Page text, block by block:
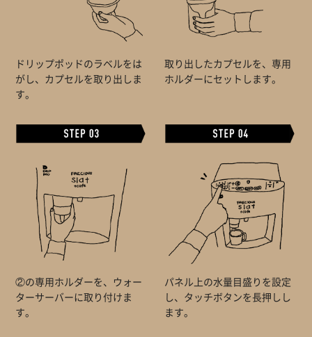
ドリップポッドのラベルをは
がし、カプセルを取り出しま
す。
取り出したカプセルを、専用
ホルダーにセットします。
②の専用ホルダーを、ウォー
ターサーバーに取り付けま
す。
パネル上の水量目盛りを設定
し、タッチボタンを長押しし
ます。